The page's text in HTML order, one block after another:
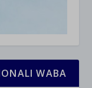
WABA